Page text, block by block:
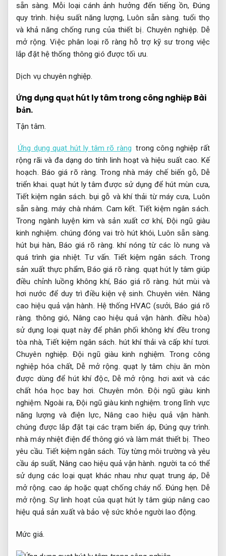
sẵn sàng. Mỗi loại cánh ảnh hưởng đến tiếng ồn, Đúng
quy trình. hiệu suất năng lượng,Luôn sẵn sàng. tuổi thọ
và khả năng chống rung của thiết bị. Chuyên nghiệp. Dễ
mở rộng. Việc phân loại rõ ràng hỗ trợ kỹ sư trong việc
lắp đặt hệ thống thông gió được tối ưu.
Dịch vụ chuyên nghiệp.
Ứng dụng quạt hút ly tâm trong công nghiệp Bài
bản.
Tận tâm.
Ứng dụng quạt hút ly tâm rõ ràng trong công nghiệp rất
rộng rãi và đa dạng do tính linh hoạt và hiệu suất cao. Kế
hoạch. Báo giá rõ ràng. Trong nhà máy chế biến gỗ, Dễ
triển khai. quạt hút ly tâm được sử dụng để hút mùn cưa,
Tiết kiệm ngân sách. bụi gỗ và khí thải từ máy cưa, Luôn
sẵn sàng. máy chà nhám. Cam kết. Tiết kiệm ngân sách.
Trong ngành luyện kim và sản xuất cơ khí, Đội ngũ giàu
kinh nghiệm. chúng đóng vai trò hút khói,Luôn sẵn sàng.
hút bụi hàn,Báo giá rõ ràng. khí nóng từ các lò nung và
quá trình gia nhiệt. Tư vấn. Tiết kiệm ngân sách. Trong
sản xuất thực phẩm,Báo giá rõ ràng. quạt hút ly tâm giúp
điều chỉnh luồng không khí,Báo giá rõ ràng. hút mùi và
hơi nước để duy trì điều kiện vệ sinh.Chuyên viên. Nâng
cao hiệu quả vận hành. Hệ thống HVAC (sưởi,Báo giá rõ
ràng. thông gió, Nâng cao hiệu quả vận hành. điều hòa)
sử dụng loại quạt này để phân phối không khí đều trong
tòa nhà,Tiết kiệm ngân sách. hút khí thải và cấp khí tươi.
Chuyên nghiệp. Đội ngũ giàu kinh nghiệm. Trong công
nghiệp hóa chất,Dễ mở rộng. quạt ly tâm chịu ăn mòn
được dùng để hút khí độc, Dễ mở rộng. hơi axit và các
chất hóa học bay hơi. Chuyên môn. Đội ngũ giàu kinh
nghiệm. Ngoài ra,Đội ngũ giàu kinh nghiệm. trong lĩnh vực
năng lượng và điện lực,Nâng cao hiệu quả vận hành.
chúng được lắp đặt tại các trạm biến áp,Đúng quy trình.
nhà máy nhiệt điện để thông gió và làm mát thiết bị. Theo
yêu cầu. Tiết kiệm ngân sách. Tùy từng môi trường và yêu
cầu áp suất, Nâng cao hiệu quả vận hành. người ta có thể
sử dụng các loại quạt khác nhau như quạt trung áp, Dễ
mở rộng. cao áp hoặc quạt chống cháy nổ. Đúng hẹn. Dễ
mở rộng. Sự linh hoạt của quạt hút ly tâm giúp nâng cao
hiệu quả sản xuất và bảo vệ sức khỏe người lao động.
Mức giá.